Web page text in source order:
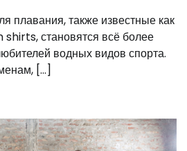
плавания, также известные как
становятся всё более
водных видов спорта.
[…]